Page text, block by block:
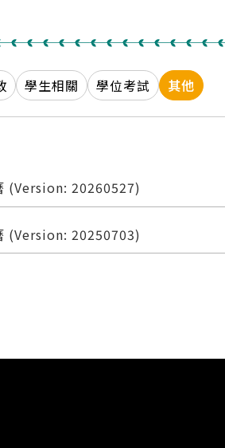
學生相關 學位考試 其他
(Version: 20260527)
(Version: 20250703)